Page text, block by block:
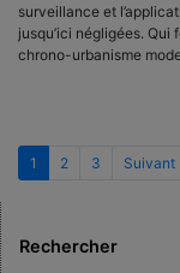
surveillance et
jusqu’ici négligées.
chrono-urbanisme
1 2 3 Suivant
Rechercher